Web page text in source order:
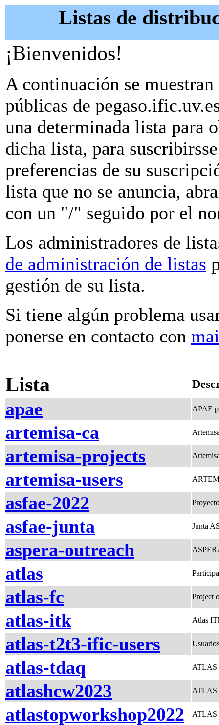
Listas de
¡Bienvenidos!
A continuación se
públicas de
una determinada lista para
dicha lista, para
preferencias de su
lista que no se anuncia,
con un "/" seguido por el
Los administradores de
de administración de listas
gestión de su lista.
Si tiene algún problema
ponerse en contacto con
Lista
apae APAE
artemisa-ca
artemisa-projects
artemisa-users
asfae-2022
asfae-junta Junta
aspera-outreach
atlas
atlas-fc Project
atlas-itk Atlas
atlas-t2t3-ific-users
atlas-tdaq
atlashcw2023 ATLAS
atlastopworkshop2022 ATLAS